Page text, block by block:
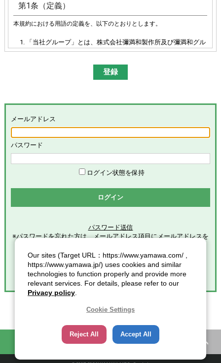
第1条（定義）
本規約における用語の定義を、以下のとおりとします。
「当社グループ」とは、株式会社彌満和製作所及び彌満和グル
ープ各社（株式会社やまわエンジニアリングサービス、株式会
和亜洲股份有限公司及びYAMAWA EUROPE S.p.A.）の総体又は
ト）」を意味します。
「本サービス」とは、本サイトにおける会員限定コンテンツの
提供、当社グループによる、会員に対するメールの配信その他
めます。
「会員」とは、本サービスの利用希望者で、本規約に同意のう
え当社グループが定める手続きに従い、会員登録を完了した方
ープに提供した全ての情報を意味します。
「個人情報」とは、個人情報保護の保護に関する法律第２条第
第2条（総則）
本規約の適用範囲
本規約は、本サービスの利用に関する一切の事項に適用されま
す。
本規約の改定
当社グループは、会員に対する事前連絡又は会員による事前承
諾なしに、本規約を変更・追加・削除できるものとし、会員
ものとみなします。また、この場合、会員に対する通知には次
項に定める方法その他当社グループが適当と判断した方法をと
り、当社グループが定める各諸規定等の変更についても、同様
メールアドレス
パスワード
ログイン状態を保持
ログイン
パスワード送信
※パスワードを忘れた方は、メールアドレス項目にメールアドレスを
クリックしてください。
困ったときの知恵袋 カタログ一覧
Our sites (Target URL：https://www.yamawa.com/ ,
https://www.yamawa.jp/) uses cookies and similar
technologies to function properly and provide more
relevant services. For details, please refer to our
Privacy policy
Cookie Settings
Reject All Accept All